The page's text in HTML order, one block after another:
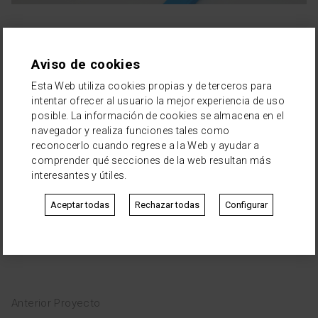
EQUIPO
cat
donde comparte inquietudes, consejos y actividades para
Neue se encargó del diseño de marca, identidad y web.
Basándonos en las formas geométricas básicas y en
colores vivos creamos personajes y familias diversas con
el fin de crear una identidad alegre pero no demasiado
infantil, ya que el rango de edad que ella trataba en el
blog iba de los 0 a los 12 años.
Diana Vidal
Anterior Proyecto
Aviso de cookies
Esta Web utiliza cookies propias y de terceros para
intentar ofrecer al usuario la mejor experiencia de uso
posible. La información de cookies se almacena en el
navegador y realiza funciones tales como
reconocerlo cuando regrese a la Web y ayudar a
comprender qué secciones de la web resultan más
interesantes y útiles.
Aceptar todas Rechazar todas Configurar